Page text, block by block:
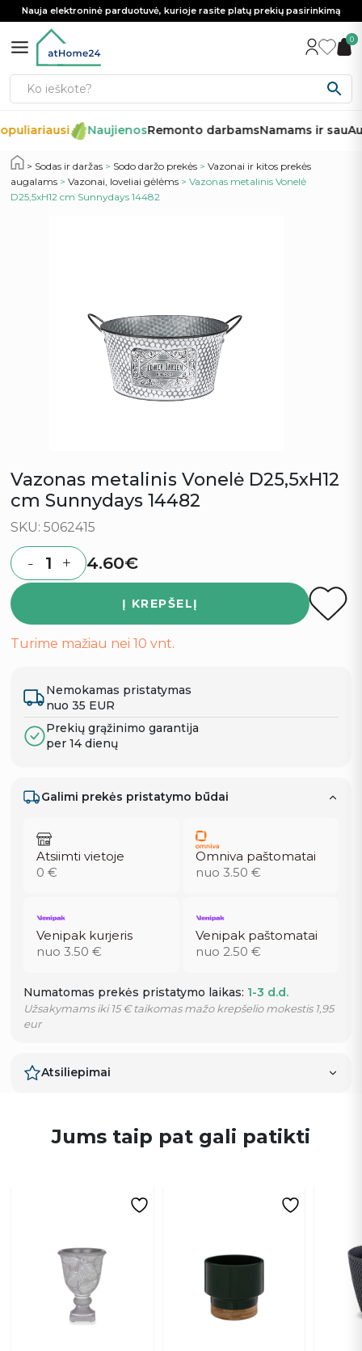
Nauja elektroninė parduotuvė, kurioje rasite platų prekių pasirinkimą
0
NaujienosRemonto darbamsNamams ir sau
Sodas ir daržas > Sodo daržo prekės >Vazonai ir kitos prekės
augalams >Vazonai, loveliai gėlėms > Vazonas metalinis Vonelė
D25,5xH12 cm Sunnydays 14482
Vazonas metalinis Vonelė D25,5xH12
cm Sunnydays 14482
SKU: 5062415
Quantity
- + 4.60€
Į KREPŠELĮ
Turime mažiau nei 10 vnt.
Nemokamas pristatymas
nuo 35 EUR
Prekių grąžinimo garantija
per 14 dienų
Galimi prekės pristatymo būdai
Atsiimti vietoje
0 €
Omniva paštomatai
nuo 3.50 €
Venipak kurjeris
nuo 3.50 €
Venipak paštomatai
nuo 2.50 €
Numatomas prekės pristatymo laikas: 1-3 d.d.
Užsakymams iki 15 € taikomas mažo krepšelio mokestis 1,95
eur
Atsiliepimai
Jums taip pat gali patikti